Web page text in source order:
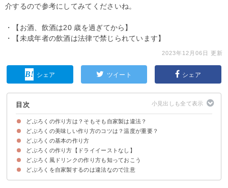
介するので参考にしてみてくださいね。
・【お酒、飲酒は20 歳を過ぎてから】
・【未成年者の飲酒は法律で禁じられています】
2023年12月06日 更新
シェア ツイート シェア
目次
どぶろくの作り方は？そもそも自家製は違法？
どぶろくを自家製する場合は酒類製造免許がないと違法
どぶろくは海外で自家製する分には問題ない
どぶろくの美味しい作り方のコツは？温度が重要？
①最低限必要な材料
②どぶろくを作る時の温度・容器選び
③どぶろくを混ぜる頻度
④水の選び方・甘口・辛口を作るコツ
どぶろくの基本の作り方
材料
作り方・手順
どぶろくの作り方【ドライイーストなし】
材料
作り方・手順
どぶろく風ドリンクの作り方も知っておこう
材料
作り方・手順
どぶろくを自家製するのは違法なので注意